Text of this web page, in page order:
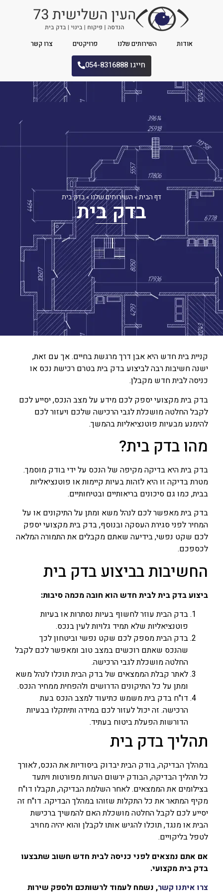
אודות השירותים שלנו פרויקטים צרו קשר
חייגו 054-8316888
דף הבית» השירותים שלנו»בדק ביתבדק בית
קניית בית חדש היא אבן דרך מרגשת בחיים. אך עם זאת,
ישנה חשיבות רבה לביצוע בדק בית בטרם רכישת נכס או
כניסה לבית חדש מקבלן.
בדק בית מקצועי יספק לכם מידע על מצב הנכס, יסייע לכם
לקבל החלטה מושכלת לגבי הרכישה שלכם ויעזור לכם
להימנע מבעיות פוטנציאליות בהמשך.
מהו בדק בית?
בדק בית היא בדיקה מקיפה של הנכס על ידי בודק מוסמך.
מטרת בדיקה זו היא לזהות בעיות קיימות או פוטנציאליות
בבית, כמו גם סיכונים בריאותיים ובטיחותיים.
בדק בית מאפשר לכם לנהל משא ומתן על התיקונים או על
המחיר לפני סגירת העסקה ובנוסף, בדק בית מקצועי יספק
לכם שקט נפשי, בידיעה שאתם מקבלים את התמורה המלאה
לכספכם.
החשיבות בביצוע בדק בית
ביצוע בדק בית לבית חדש הוא חובה מכמה סיבות:
בדק הבית עוזר לחשוף בעיות נסתרות או בעיות
פוטנציאליות שלא תמיד גלויות לעין בנכס.
בדק הבית מספק לכם שקט נפשי וביטחון לכך
שהנכס שאתם רוכשים במצב טוב ומאפשר לכם לקבל
החלטה מושכלת לגבי הרכישה.
לאתר קבלת הממצאים של בדק הבית תוכלו לנהל משא
ומתן על כל התיקונים הדרושים ולהפחית ממחיר הנכס.
דו"ח בדק בית משמש כתיעוד למצב הנכס בעת
הרכישה. זה יכול לעזור לכם במידה ותיתקלו בבעיות
הדורשות הפעלת ביטוח בעתיד.
תהליך בדק בית
במהלך הבדיקה, בודק הבית יבדוק ביסודיות את הנכס, לאורך
כל תהליך הבדיקה, הבודק ירשום הערות מפורטות ויתעד
בצילומים את הממצאים. לאחר השלמת הבדיקה, תקבלו דו"ח
מקיף המתאר את כל התקלות שזוהו במהלך הבדיקה. דו"ח זה
יסייע לכם לקבל החלטה מושכלת האם להמשיך ברכישת
הבית או מנגד, תוכלו להגיש אותו לקבלן והוא יהיה מחויב
לטפל בליקויים.
אם אתם נמצאים לפני כניסה לבית חדש חשוב שתבצעו
בדק בית מקצועי.
צרו איתנו קשר, נשמח לעמוד לרשותכם ולספק שירות